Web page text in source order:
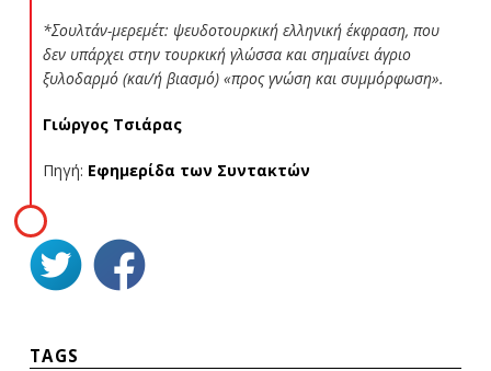
*Σουλτάν-μερεμέτ: ψευδοτουρκική ελληνική έκφραση, που
δεν υπάρχει στην τουρκική γλώσσα και σημαίνει άγριο
ξυλοδαρμό (και/ή βιασμό) «προς γνώση και συμμόρφωση».
Γιώργος Τσιάρας
Πηγή: Εφημερίδα των Συντακτών
TAGS